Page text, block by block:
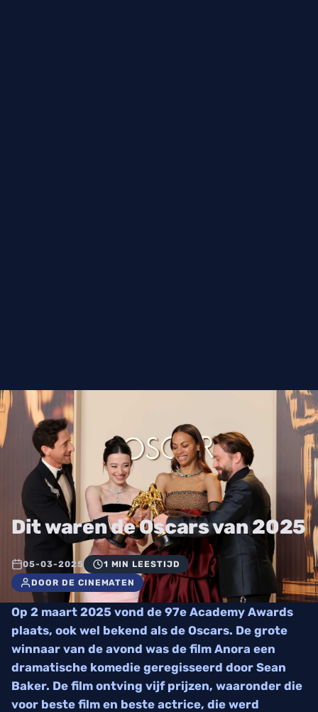
Dit waren de Oscars van 2025
05-03-2025
1 MIN LEESTIJD
DOOR DE CINEMATEN
Op 2 maart 2025 vond de 97e Academy Awards
plaats, ook wel bekend als de Oscars. De grote
winnaar van de avond was de film Anora een
dramatische komedie geregisseerd door Sean
Baker. De film ontving vijf prijzen, waaronder die
voor beste film en beste actrice, die werd